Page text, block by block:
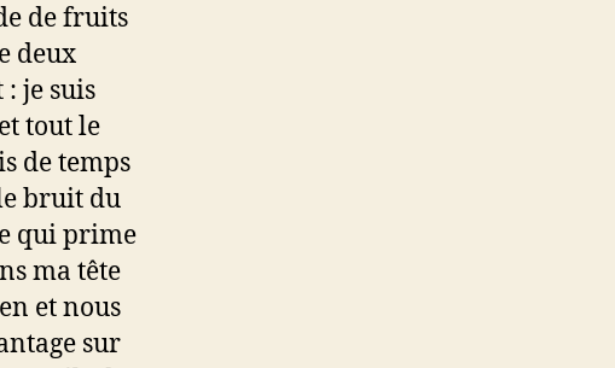
de fruits
deux
je suis
tout le
de temps
bruit du
qui prime
ma tête
et nous
sur